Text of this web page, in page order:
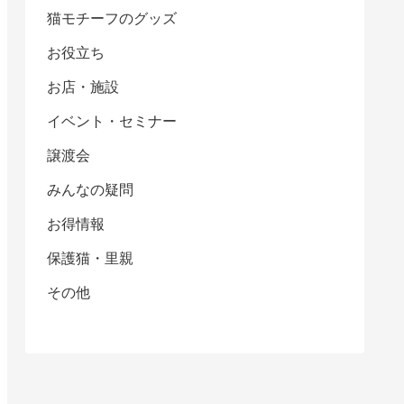
猫モチーフのグッズ
お役立ち
お店・施設
イベント・セミナー
譲渡会
みんなの疑問
お得情報
保護猫・里親
その他